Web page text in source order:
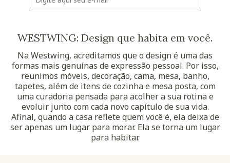
WESTWING: Design que habita em você.
Na Westwing, acreditamos que o design é uma das
formas mais genuínas de expressão pessoal. Por isso,
reunimos móveis, decoração, cama, mesa, banho,
tapetes, além de itens de cozinha e mesa posta, com
uma curadoria pensada para acolher a sua rotina e
evoluir junto com cada novo capítulo de sua vida.
Afinal, quando a casa reflete quem você é, ela deixa de
ser apenas um lugar para morar. Ela se torna um lugar
para habitar.